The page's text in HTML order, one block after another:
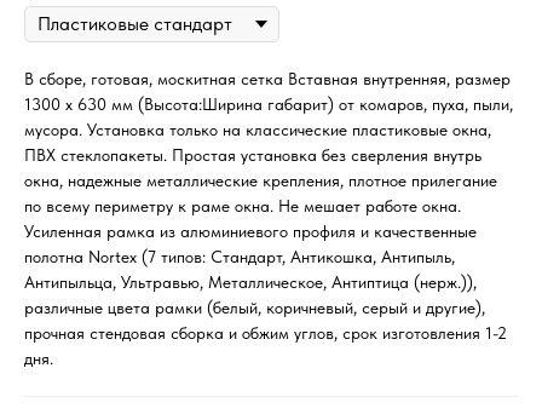
В сборе, готовая, москитная сетка Вставная внутренняя, размер
1300 х 630 мм (Высота:Ширина габарит) от комаров, пуха, пыли,
мусора. Установка только на классические пластиковые окна,
ПВХ стеклопакеты. Простая установка без сверления внутрь
окна, надежные металлические крепления, плотное прилегание
по всему периметру к раме окна. Не мешает работе окна.
Усиленная рамка из алюминиевого профиля и качественные
полотна Nortex (7 типов: Стандарт, Антикошка, Антипыль,
Антипыльца, Ультравью, Металлическое, Антиптица (нерж.)),
различные цвета рамки (белый, коричневый, серый и другие),
прочная стендовая сборка и обжим углов, срок изготовления 1-2
дня.